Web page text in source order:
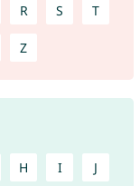
R S T
Z
H I J